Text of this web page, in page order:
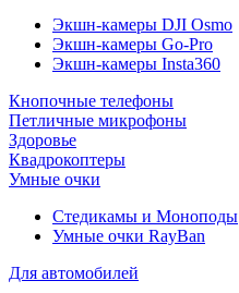
Экшн-камеры DJI Osmo
Экшн-камеры Go-Pro
Экшн-камеры Insta360
Кнопочные телефоны
Петличные микрофоны
Здоровье
Квадрокоптеры
Умные очки
Стедикамы и Моноподы
Умные очки RayBan
Для автомобилей